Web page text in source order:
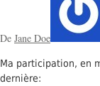
De Jane Doe
Ma participation, en
dernière: